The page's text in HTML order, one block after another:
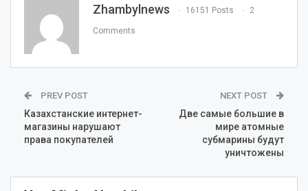
Zhambylnews 16151 Posts 2
Comments
PREV POST
Казахстанские интернет-
магазины нарушают
права покупателей
NEXT POST
Две самые большие в
мире атомные
субмарины будут
уничтожены